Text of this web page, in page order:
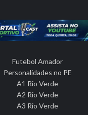
Futebol Amador
Personalidades no PE
A1 Rio Verde
A2 Rio Verde
A3 Rio Verde